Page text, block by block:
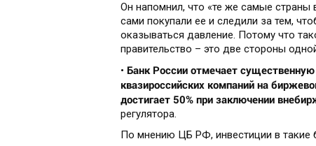
Он напомнил, что «те же самые страны
сами покупали ее и следили за тем,
оказываться давление. Потому что
правительство – это две стороны
• Банк России отмечает
квазироссийских компаний на
достигает 50% при заключении
регулятора.
По мнению ЦБ РФ, инвестиции в такие